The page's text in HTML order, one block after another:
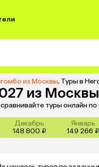
из Москвы, Туры в
из Москвы
туры онлайн
Декабрь
148 800 ₽
Январь
149 266 ₽